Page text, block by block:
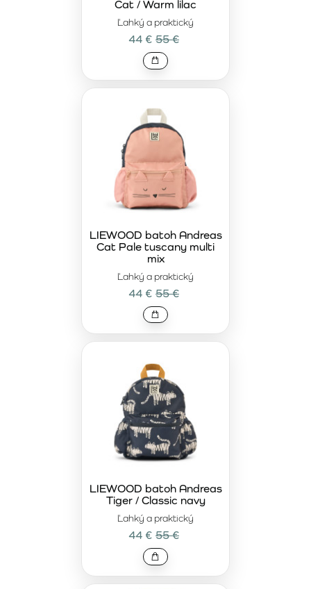
Ľahký a praktický
Cat / Warm lilac
44 € 55 €
Ľahký a praktický
LIEWOOD batoh Andreas
Cat Pale tuscany multi
mix
44 € 55 €
Ľahký a praktický
LIEWOOD batoh Andreas
Tiger / Classic navy
44 € 55 €